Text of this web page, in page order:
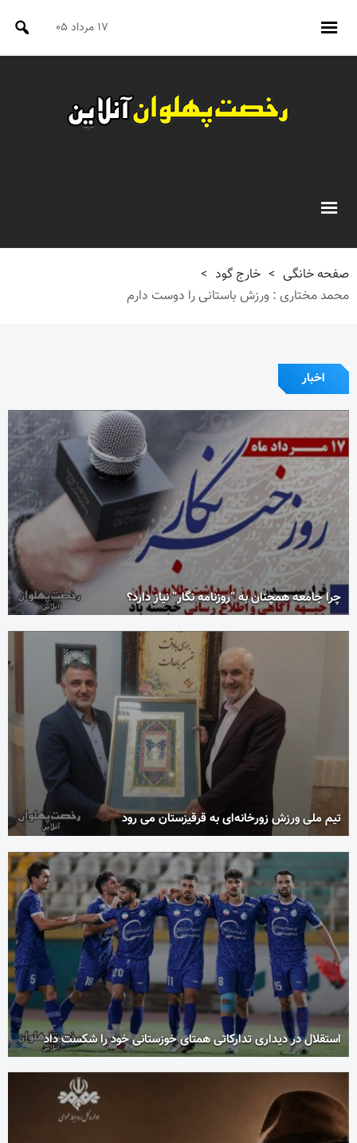
۱۷ مرداد ۰۵
صفحه خانگی > خارج گود >
محمد مختاری : ورزش باستانی را دوست دارم
اخبار
چرا جامعه همچنان به “روزنامه نگار” نیاز دارد؟
تیم ملی ورزش زورخانه‌ای به قرقیزستان می رود
استقلال در دیداری تدارکاتی همتای خوزستانی خود را شکست داد